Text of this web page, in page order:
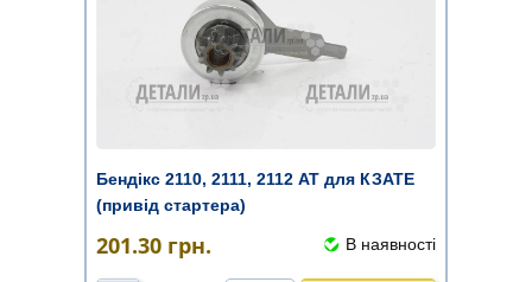
Бендікс 2110, 2111, 2112 AT для КЗАТЕ
(привід стартера)
201.30 грн. В наявності